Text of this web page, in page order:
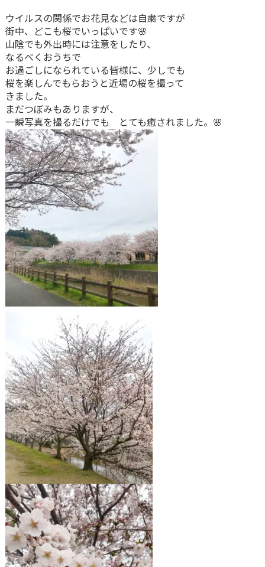
ウイルスの関係でお花見などは自粛ですが
街中、どこも桜でいっぱいです🌸
山陰でも外出時には注意をしたり、
なるべくおうちで
お過ごしになられている皆様に、少しでも
桜を楽しんでもらおうと近場の桜を撮って
きました。
まだつぼみもありますが、
一瞬写真を撮るだけでも とても癒されました。🌸